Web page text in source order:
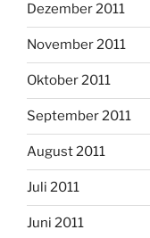
Dezember 2011
November 2011
Oktober 2011
September 2011
August 2011
Juli 2011
Juni 2011